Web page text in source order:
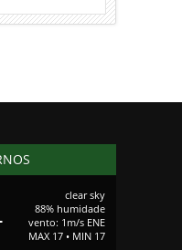
clear sky
88% humidade
vento: 1m/s ENE
MAX 17 • MIN 17